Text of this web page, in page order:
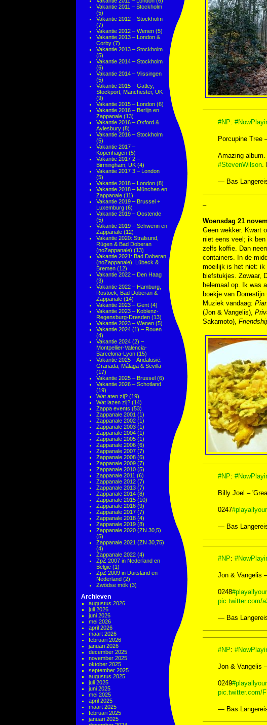
Vakantie 2011 – Stockholm
(5)
Vakantie 2012 – Stockholm
(7)
Vakantie 2012 – Wenen (5)
Vakantie 2013 – London &
Corby (7)
Vakantie 2013 – Stockholm
(5)
Vakantie 2014 – Stockholm
(6)
Vakantie 2014 – Vlissingen
(5)
Vakantie 2015 – Gatley,
Stockport, Manchester, UK
(9)
Vakantie 2015 – London (6)
Vakantie 2016 – Berlijn en
Zappanale (13)
Vakantie 2016 – Oxford &
Aylesbury (8)
Vakantie 2016 – Stockholm
(5)
Vakantie 2017 –
Kopenhagen (5)
Vakantie 2017 2 –
Birmingham, UK (4)
Vakantie 2017 3 – London
(5)
Vakantie 2018 – London (8)
Vakantie 2018 – München en
Zappanale (11)
Vakantie 2019 – Brussel +
Luxemburg (6)
Vakantie 2019 – Oostende
(5)
Vakantie 2019 – Schwerin en
Zappanale (12)
Vakantie 2020: Stralsund,
Rügen & Bad Doberan
(noZappanale) (13)
Vakantie 2021: Bad Doberan
(noZappanale), Lübeck &
Bremen (12)
Vakantie 2022 – Den Haag
(3)
Vakantie 2022 – Hamburg,
Rostock, Bad Doberan &
Zappanale (14)
Vakantie 2023 – Gent (4)
Vakantie 2023 – Koblenz-
Regensburg-Dresden (13)
Vakantie 2023 – Wenen (5)
Vakantie 2024 (1) – Rouen
(4)
Vakantie 2024 (2) –
Montpellier-Valencia-
Barcelona-Lyon (15)
Vakantie 2025 – Andalusië:
Granada, Málaga & Sevilla
(17)
Vakantie 2025 – Brussel (6)
Vakantie 2026 – Schotland
(19)
Wat aten zij? (19)
Wat lazen zij? (14)
Zappa events (53)
Zappanale 2001 (1)
Zappanale 2002 (1)
Zappanale 2003 (1)
Zappanale 2004 (1)
Zappanale 2005 (1)
Zappanale 2006 (6)
Zappanale 2007 (7)
Zappanale 2008 (6)
Zappanale 2009 (7)
Zappanale 2010 (5)
Zappanale 2011 (6)
Zappanale 2012 (7)
Zappanale 2013 (7)
Zappanale 2014 (8)
Zappanale 2015 (10)
Zappanale 2016 (9)
Zappanale 2017 (7)
Zappanale 2018 (4)
Zappanale 2019 (8)
Zappanale 2020 (ZN 30,5)
(5)
Zappanale 2021 (ZN 30,75)
(4)
Zappanale 2022 (4)
ZpZ 2007 in Nederland en
België (1)
ZpZ 2009 in Duitsland en
Nederland (2)
Zwödse mök (3)
Archieven
augustus 2026
juli 2026
juni 2026
mei 2026
april 2026
maart 2026
februari 2026
januari 2026
december 2025
november 2025
oktober 2025
september 2025
augustus 2025
juli 2025
juni 2025
mei 2025
april 2025
maart 2025
februari 2025
januari 2025
#NP:
Porcupine Tree
Amazing
#StevenWilson.
— Bas
–
Woensdag 21
Geen wekker. Kwart
niet eens veel; ik
zelfs koffie. Dan
containers. In de
moeilijk is het niet: ik
biefstukjes. Zowaar,
helemaal op. Ik was
boekje van
Muziek vandaag:
(Jon & Vangelis),
Sakamoto),
#NP:
Billy Joel –
0247
— Bas
#NP:
Jon & Vangelis
0248
pic.twitter.com/
— Bas
#NP:
Jon & Vangelis
0249
pic.twitter.com/
— Bas